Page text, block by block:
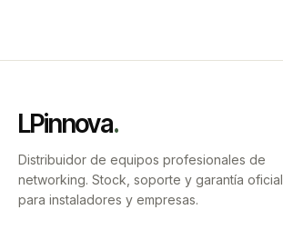
LPinnova.
Distribuidor de equipos profesionales de
networking. Stock, soporte y garantía oficial
para instaladores y empresas.